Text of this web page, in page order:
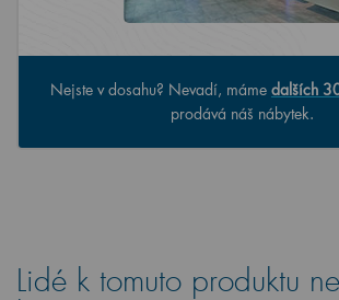
Nejste v dosahu? Nevadí, máme dalších
prodává náš nábytek.
Lidé k tomuto produktu